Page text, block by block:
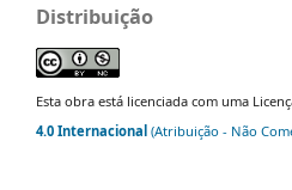
Distribuição
Esta obra está licenciada com uma
4.0 Internacional (Atribuição - Não